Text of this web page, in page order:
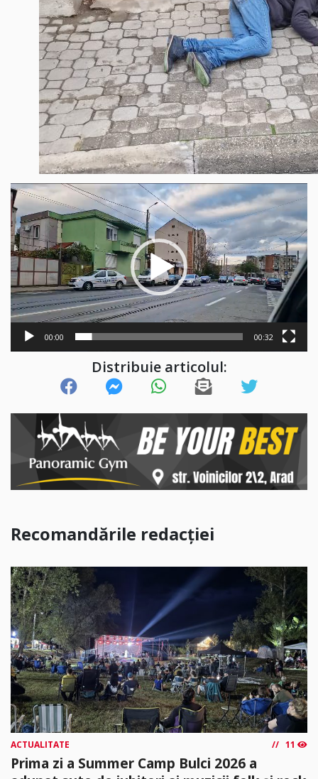
Player
video
00:00 00:32
Distribuie articolul:
Recomandările redacției
ACTUALITATE 11
Prima zi a Summer Camp Bulci 2026 a